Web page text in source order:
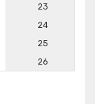
23
24
25
26